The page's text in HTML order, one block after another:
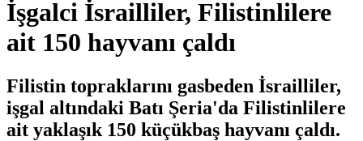
İşgalci İsrailliler, Filistinlilere
ait 150 hayvanı çaldı
Filistin topraklarını gasbeden İsrailliler,
işgal altındaki Batı Şeria'da Filistinlilere
ait yaklaşık 150 küçükbaş hayvanı çaldı.